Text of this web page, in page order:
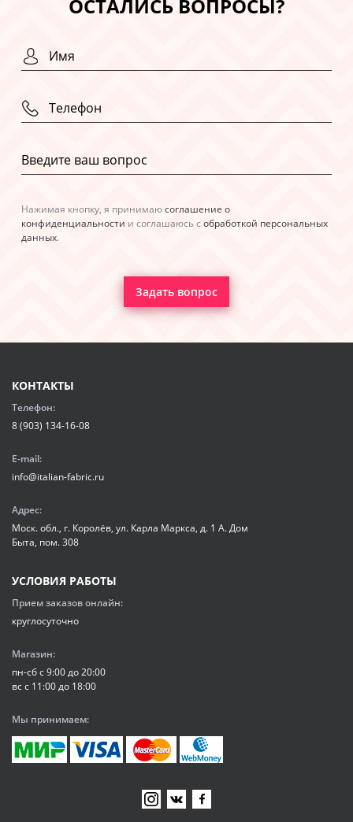
ОСТАЛИСЬ ВОПРОСЫ?
Нажимая кнопку, я принимаюсоглашение о
конфиденциальности и соглашаюсь с обработкой персональных
данных.
Задать вопрос
КОНТАКТЫ
Телефон:
8 (903) 134-16-08
E-mail:
info@italian-fabric.ru
Адрес:
Моск. обл., г. Королёв, ул. Карла Маркса, д. 1 А. Дом
Быта, пом. 308
УСЛОВИЯ РАБОТЫ
Прием заказов онлайн:
круглосуточно
Магазин:
пн-сб с 9:00 до 20:00
вс с 11:00 до 18:00
Мы принимаем: